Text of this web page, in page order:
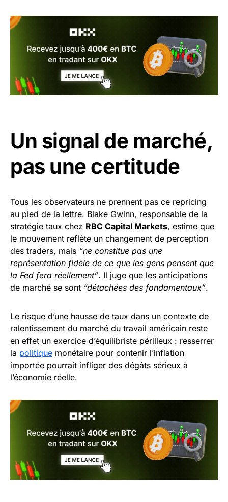
Un signal de marché,
pas une certitude
Tous les observateurs ne prennent pas ce repricing
au pied de la lettre. Blake Gwinn, responsable de la
stratégie taux chez RBC Capital Markets, estime que
le mouvement reflète un changement de perception
des traders, mais “ne constitue pas une
représentation fidèle de ce que les gens pensent que
la Fed fera réellement”. Il juge que les anticipations
de marché se sont “détachées des fondamentaux”.
Le risque d’une hausse de taux dans un contexte de
ralentissement du marché du travail américain reste
en effet un exercice d’équilibriste périlleux : resserrer
la politique monétaire pour contenir l’inflation
importée pourrait infliger des dégâts sérieux à
l’économie réelle.